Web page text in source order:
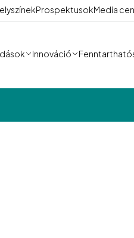
ProspektusokMedia
Innováció